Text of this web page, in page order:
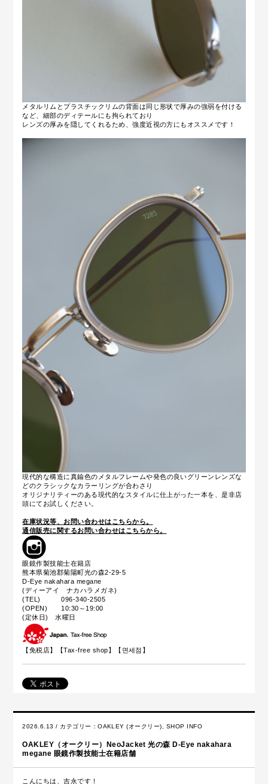
メタルリムとプラスチックリムの背面は同じ形状で厚みの強弱を付ける
など、細部のディテールにも拘られており
レンズの厚みを隠してくれるため、強度近視の方にもオススメです！
現代的な構造に真鍮色のメタルフレームや発色の良いグリーンレンズな
どのクラシックなカラーリングが合わさり
オリジナリティーのある現代的なスタイルに仕上がった一本を、是非店
頭にてお試しください。
在庫状況等、お問い合わせはこちらから。
通信販売に関するお問い合わせはこちらから。
眼鏡作製技能士在籍店
熊本県菊池郡菊陽町光の森2-29-5
D-Eye nakahara megane
(ディーアイ ナカハラメガネ)
(TEL) 096-340-2505
(OPEN) 10:30～19:00
(定休日) 水曜日
【免税店】【Tax-free shop 】【면세점】
2026.6.13 / カテゴリー：OAKLEY (オークリー), SHOP INFO
OAKLEY（オークリー）NeoJacket 光の森 D-Eye nakahara
megane 眼鏡作製技能士在籍店舗
こんにちは、吉永です！